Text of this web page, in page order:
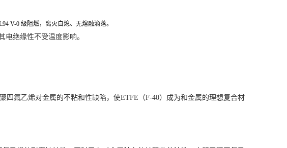
V-0 级阻燃，离火自熄、无熔融滴落。
电绝缘性不受温度影响。
氟乙烯对金属的不粘和性缺陷，使ETFE（F-40）成为和金属的理想复合材